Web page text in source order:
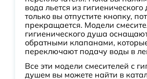
вода льется из
только вы отпустите кнопку,
прекращается. Модели
гигиенического душа
обратными клапанами,
переключают подачу воды в
Все эти модели смесителей с
душем вы можете найти в